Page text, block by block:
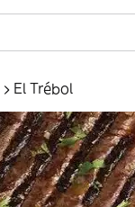
El Trébol